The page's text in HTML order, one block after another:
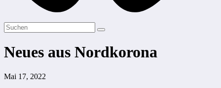
Neues aus Nordkorona
Mai 17, 2022